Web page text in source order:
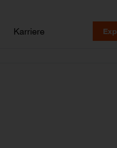
Karriere